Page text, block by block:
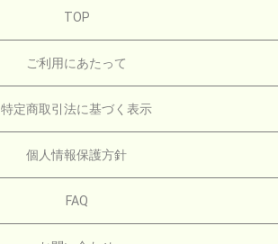
TOP
ご利用にあたって
特定商取引法に基づく表示
個人情報保護方針
FAQ